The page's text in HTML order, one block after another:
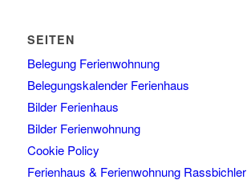
SEITEN
Belegung Ferienwohnung
Belegungskalender Ferienhaus
Bilder Ferienhaus
Bilder Ferienwohnung
Cookie Policy
Ferienhaus & Ferienwohnung Rassbichler